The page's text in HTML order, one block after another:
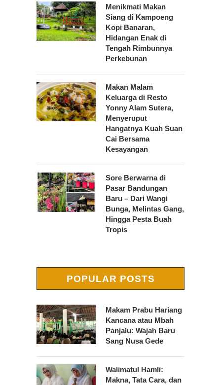
Menikmati Makan
Siang di Kampoeng
Kopi Banaran,
Hidangan Enak di
Tengah Rimbunnya
Perkebunan
Makan Malam
Keluarga di Resto
Yonny Alam Sutera,
Menyeruput
Hangatnya Kuah Suan
Cai Bersama
Kesayangan
Sore Berwarna di
Pasar Bandungan
Baru – Dari Wangi
Bunga, Melintas Gang,
Hingga Pesta Buah
Tropis
POPULAR POSTS
Makam Prabu Hariang
Kancana atau Mbah
Panjalu: Wajah Baru
Sang Nusa Gede
Walimatul Hamli:
Makna, Tata Cara, dan